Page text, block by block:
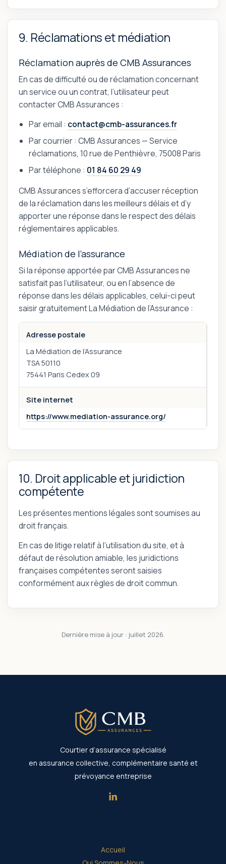
9. Réclamations et médiation
Réclamation auprès de CMB Assurances
En cas de difficulté ou de réclamation concernant
un service ou un contrat, l’utilisateur peut
contacter CMB Assurances :
Par email : contact@cmb-assurances.fr
Par courrier : CMB Assurances — Service
réclamations, 10 rue de Penthièvre, 75008 Paris
Par téléphone : 01 84 60 29 49
CMB Assurances s’efforcera d’accuser réception
de la réclamation dans les meilleurs délais et d’y
apporter une réponse dans le respect des délais
réglementaires applicables.
Médiation de l’assurance
Si la réponse apportée par CMB Assurances ne
satisfait pas l’utilisateur, ou en l’absence de
réponse dans les délais applicables, celui-ci peut
saisir gratuitement La Médiation de l’Assurance :
Adresse postale
La Médiation de l’Assurance
TSA 50110
75441 Paris Cedex 09
Site internet
https://www.mediation-assurance.org/
10. Droit applicable et juridiction
compétente
Les présentes mentions légales sont soumises au
droit français.
En cas de litige relatif à l’utilisation du site, et à
défaut de résolution amiable, les juridictions
françaises compétentes seront saisies
conformément aux règles de droit commun.
Dernière mise à jour : juillet 2026.
Courtier d’assurance spécialisé
en assurance collective, complémentaire santé et
prévoyance entreprise
Accueil